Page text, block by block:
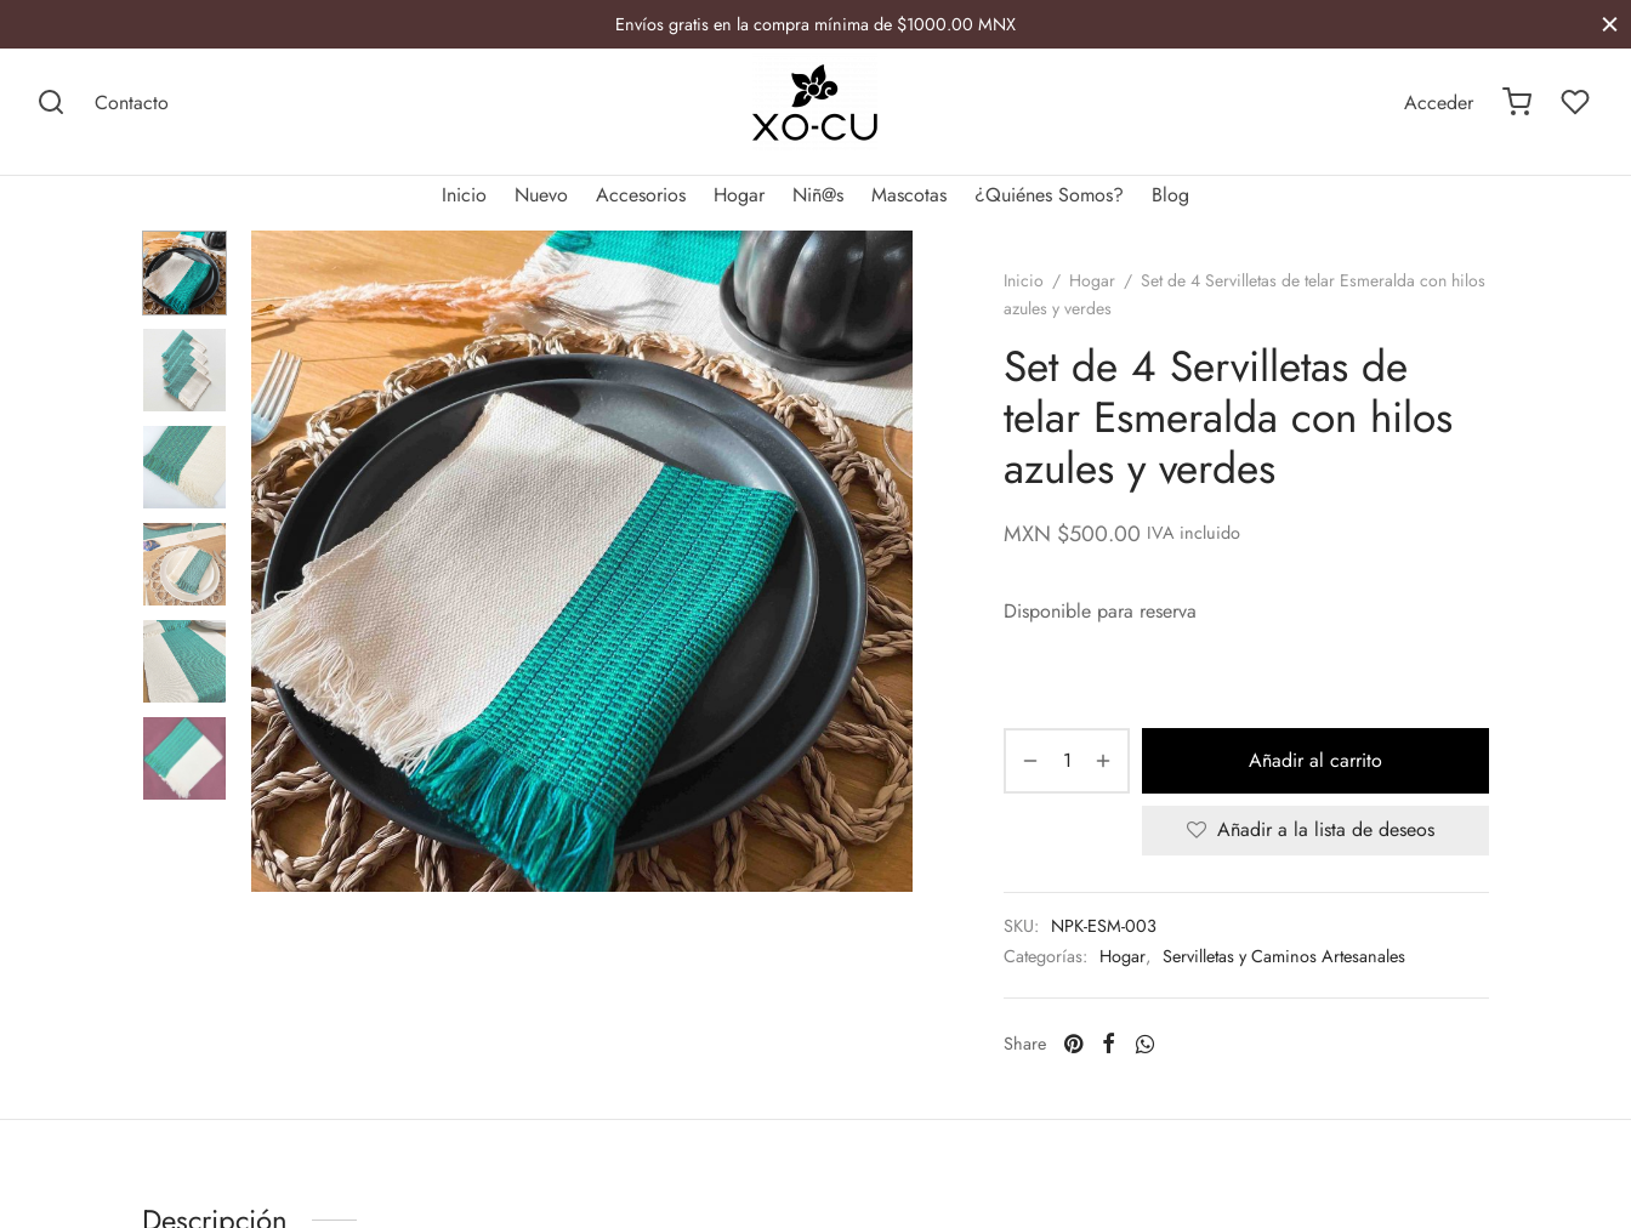
Envíos gratis en la compra mínima de $1000.00 MNX
Contacto Acceder
Inicio Nuevo Accesorios Hogar Niñ@s Mascotas ¿Quiénes Somos? Blog
Inicio / Hogar / Set de 4 Servilletas de telar Esmeralda con hilos
azules y verdes
Set de 4 Servilletas de
telar Esmeralda con hilos
azules y verdes
MXN $500.00 IVA incluido
Disponible para reserva
Añadir al carrito
Añadir a la lista de deseos
SKU: NPK-ESM-003
Categorías: Hogar, Servilletas y Caminos Artesanales
Share